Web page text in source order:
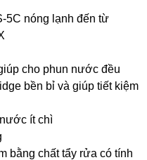
5C nóng lạnh đến từ
cho phun nước đều
bền bỉ và giúp tiết kiệm
ít chì
bằng chất tẩy rửa có tính